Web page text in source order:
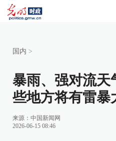
国内 >
暴雨、强对流天
些地方将有雷暴
来源： 中国新闻网
2026-06-15 08:46